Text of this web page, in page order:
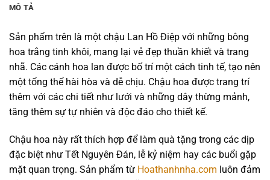
MÔ TẢ
Sản phẩm trên là một chậu Lan Hồ Điệp với những bông
hoa trắng tinh khôi, mang lại vẻ đẹp thuần khiết và trang
nhã. Các cánh hoa lan được bố trí một cách tinh tế, tạo nên
một tổng thể hài hòa và dễ chịu. Chậu hoa được trang trí
thêm với các chi tiết như lưới và những dây thừng mảnh,
tăng thêm sự tự nhiên và độc đáo cho thiết kế.
Chậu hoa này rất thích hợp để làm quà tặng trong các dịp
đặc biệt như Tết Nguyên Đán, lễ kỷ niệm hay các buổi gặp
mặt quan trọng. Sản phẩm từ Hoathanhnha.com luôn đảm